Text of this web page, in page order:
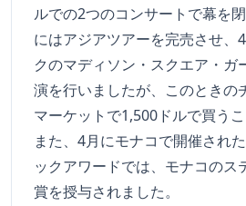
ルでの2つのコンサートで幕を
にはアジアツアーを完売させ、
クのマディソン・スクエア・ガ
演を行いましたが、このときの
マーケットで1,500ドルで買うこ
また、4月にモナコで開催され
ックアワードでは、モナコのス
賞を授与されました。